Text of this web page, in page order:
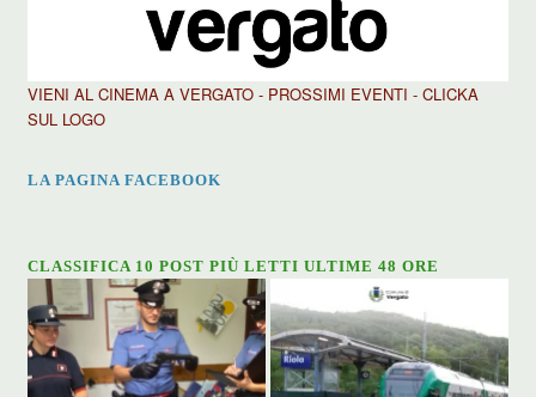
VIENI AL CINEMA A VERGATO - PROSSIMI EVENTI - CLICKA
SUL LOGO
LA PAGINA FACEBOOK
CLASSIFICA 10 POST PIÙ LETTI ULTIME 48 ORE